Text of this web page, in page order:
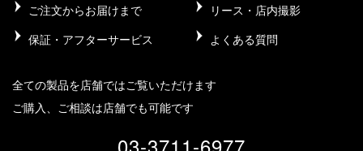
ご注文からお届けまで
リース・店内撮影
保証・アフターサービス
よくある質問
全ての製品を店舗ではご覧いただけます
ご購入、ご相談は店舗でも可能です